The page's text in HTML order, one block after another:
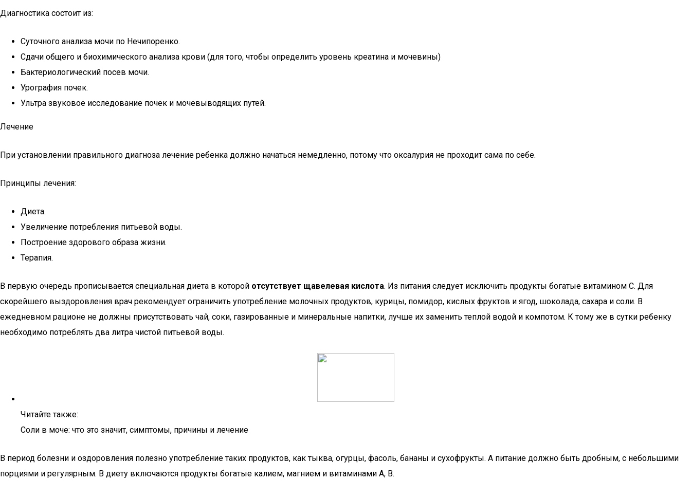
Диагностика состоит из:
Суточного анализа мочи по Нечипоренко.
Сдачи общего и биохимического анализа крови (для того, чтобы определить уровень креатина и мочевины)
Бактериологический посев мочи.
Урография почек.
Ультра звуковое исследование почек и мочевыводящих путей.
Лечение
При установлении правильного диагноза лечение ребенка должно начаться немедленно, потому что оксалурия не проходит сама по себе.
Принципы лечения:
Диета.
Увеличение потребления питьевой воды.
Построение здорового образа жизни.
Терапия.
В первую очередь прописывается специальная диета в которой отсутствует щавелевая кислота. Из питания следует исключить продукты богатые витамином С. Для
скорейшего выздоровления врач рекомендует ограничить употребление молочных продуктов, курицы, помидор, кислых фруктов и ягод, шоколада, сахара и соли. В
ежедневном рационе не должны присутствовать чай, соки, газированные и минеральные напитки, лучше их заменить теплой водой и компотом. К тому же в сутки ребенку
необходимо потреблять два литра чистой питьевой воды.
Читайте также:
Соли в моче: что это значит, симптомы, причины и лечение
В период болезни и оздоровления полезно употребление таких продуктов, как тыква, огурцы, фасоль, бананы и сухофрукты. А питание должно быть дробным, с небольшими
порциями и регулярным. В диету включаются продукты богатые калием, магнием и витаминами А, В.